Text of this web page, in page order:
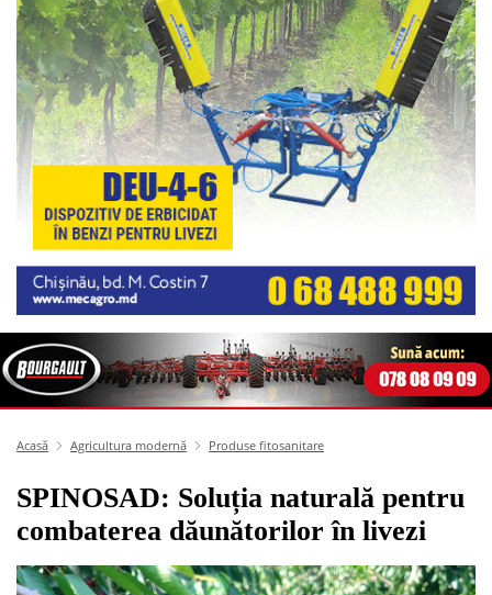
Acasă Agricultura modernă Produse fitosanitare
SPINOSAD: Soluția naturală pentru
combaterea dăunătorilor în livezi